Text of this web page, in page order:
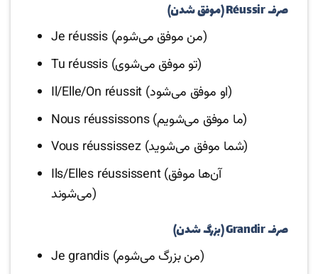
صرف Réussir (موفق شدن)
Je réussis (من موفق می‌شوم)
Tu réussis (تو موفق می‌شوی)
Il/Elle/On réussit (او موفق می‌شود)
Nous réussissons (ما موفق می‌شویم)
Vous réussissez (شما موفق می‌شوید)
Ils/Elles réussissent (آن‌ها موفق
می‌شوند)
صرف Grandir (بزرگ شدن)
Je grandis (من بزرگ می‌شوم)